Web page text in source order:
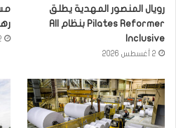
رويال المنصور المهدية يطلق
Pilates Reformer بنظام All
Inclusive
2 أغسطس 2026
2